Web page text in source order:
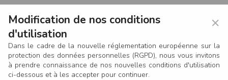
×
Modification de nos conditions
d'utilisation
Dans le cadre de la nouvelle réglementation européenne sur la
protection des données personnelles (RGPD), nous vous invitons
à prendre connaissance de nos nouvelles conditions d'utilisation
ci-dessous et à les accepter pour continuer.